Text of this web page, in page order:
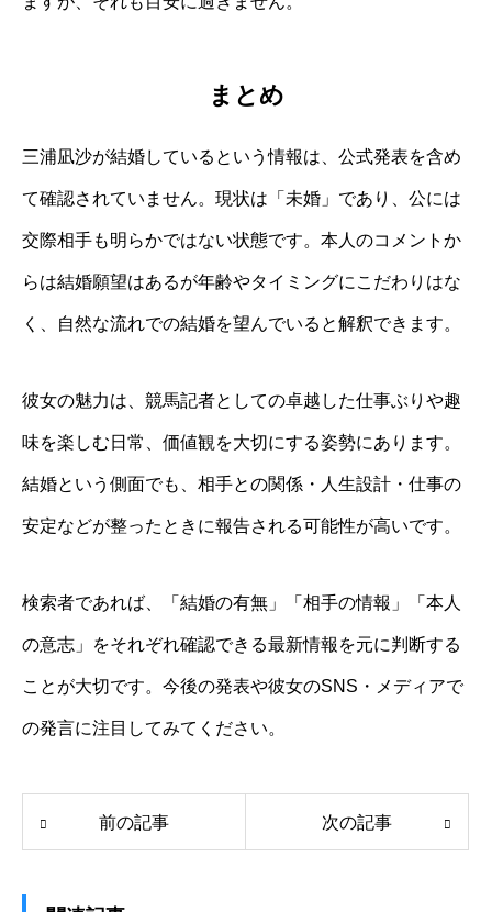
まとめ
三浦凪沙が結婚しているという情報は、公式発表を含め
て確認されていません。現状は「未婚」であり、公には
交際相手も明らかではない状態です。本人のコメントか
らは結婚願望はあるが年齢やタイミングにこだわりはな
く、自然な流れでの結婚を望んでいると解釈できます。
彼女の魅力は、競馬記者としての卓越した仕事ぶりや趣
味を楽しむ日常、価値観を大切にする姿勢にあります。
結婚という側面でも、相手との関係・人生設計・仕事の
安定などが整ったときに報告される可能性が高いです。
検索者であれば、「結婚の有無」「相手の情報」「本人
の意志」をそれぞれ確認できる最新情報を元に判断する
ことが大切です。今後の発表や彼女のSNS・メディアで
の発言に注目してみてください。
前の記事 次の記事